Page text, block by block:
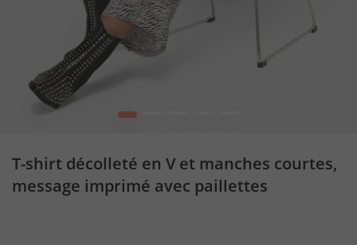
1
T-shirt décolleté en V et manches courtes,
message imprimé avec paillettes